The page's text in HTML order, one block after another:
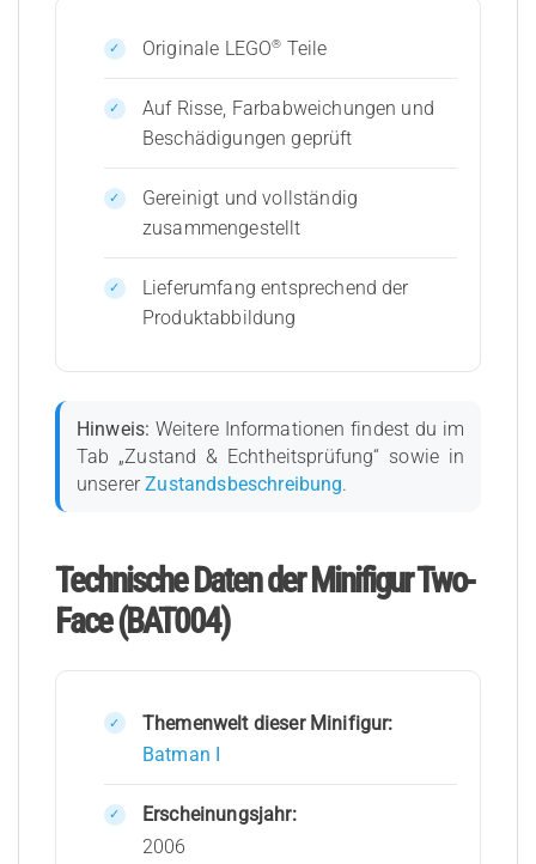
Originale LEGO® Teile
Auf Risse, Farbabweichungen und
Beschädigungen geprüft
Gereinigt und vollständig
zusammengestellt
Lieferumfang entsprechend der
Produktabbildung
Hinweis: Weitere Informationen findest du im
Tab „Zustand & Echtheitsprüfung“ sowie in
unsererZustandsbeschreibung.
Technische Daten der Minifigur Two-
Face (BAT004)
Themenwelt dieser Minifigur:
Batman I
Erscheinungsjahr:
2006